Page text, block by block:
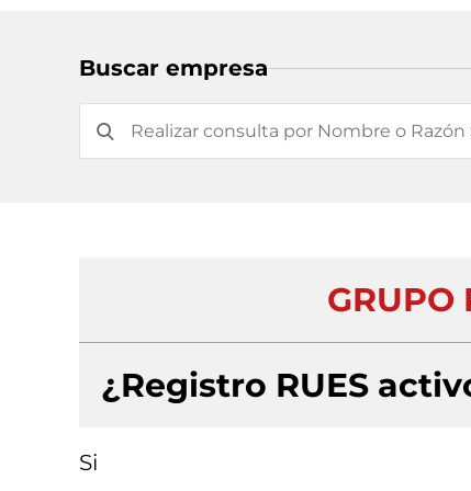
Buscar empresa
GRUPO
¿Registro RUES
Si